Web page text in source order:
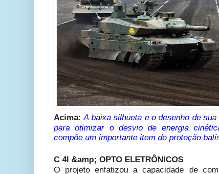
Acima: A baixa silhueta e o desenho de
para otimizar o desvio de energia
compõe um importante item de proteção
C 4I &amp; OPTO ELETRÔNICOS
O projeto enfatizou a capacidade de